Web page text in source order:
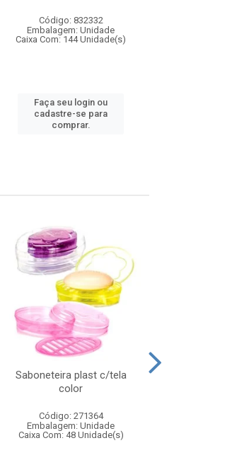
Código: 832332
Embalagem: Unidade
Caixa Com: 144 Unidade(s)
Faça seu login ou
cadastre-se para
comprar.
Saboneteira plast c/tela
color
Código: 271364
Embalagem: Unidade
Caixa Com: 48 Unidade(s)